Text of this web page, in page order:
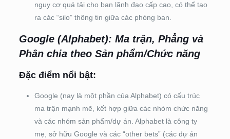
nguy cơ quá tải cho ban lãnh đạo cấp cao, có thể tạo
ra các “silo” thông tin giữa các phòng ban.
Google (Alphabet): Ma trận, Phẳng và
Phân chia theo Sản phẩm/Chức năng
Đặc điểm nổi bật:
Google (nay là một phần của Alphabet) có cấu trúc
ma trận mạnh mẽ, kết hợp giữa các nhóm chức năng
và các nhóm sản phẩm/dự án. Alphabet là công ty
mẹ, sở hữu Google và các “other bets” (các dự án